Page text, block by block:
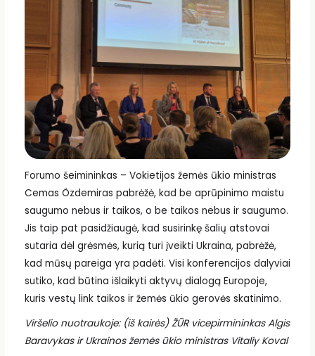
Forumo šeimininkas – Vokietijos žemės ūkio ministras
Cemas Özdemiras pabrėžė, kad be aprūpinimo maistu
saugumo nebus ir taikos, o be taikos nebus ir saugumo.
Jis taip pat pasidžiaugė, kad susirinkę šalių atstovai
sutaria dėl grėsmės, kurią turi įveikti Ukraina, pabrėžė,
kad mūsų pareiga yra padėti. Visi konferencijos dalyviai
sutiko, kad būtina išlaikyti aktyvų dialogą Europoje,
kuris vestų link taikos ir žemės ūkio gerovės skatinimo.
Viršelio nuotraukoje: (iš kairės) ŽŪR vicepirmininkas Algis
Baravykas ir Ukrainos žemės ūkio ministras Vitaliy Koval